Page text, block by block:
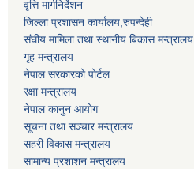
वृत्ति मार्गनिर्देशन
जिल्ला प्रशासन कार्यालय,रुपन्देही
संघीय मामिला तथा स्थानीय बिकास मन्त्रालय
गृह मन्त्रालय
नेपाल सरकारको पोर्टल
रक्षा मन्त्रालय
नेपाल कानुन आयोग
सूचना तथा सञ्चार मन्त्रालय
सहरी विकास मन्त्रालय
सामान्य प्रशाशन मन्त्रालय